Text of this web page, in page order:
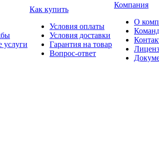
услуги
Как купить
Условия оплаты
Условия доставки
Гарантия на товар
Вопрос-ответ
Компания
О